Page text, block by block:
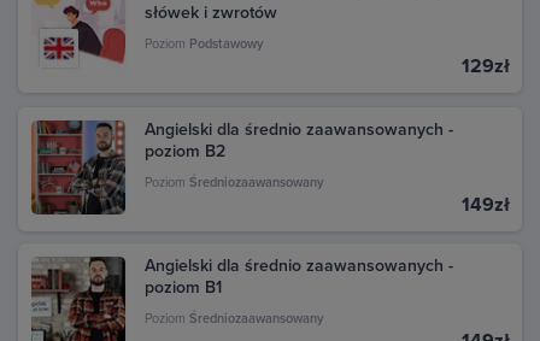
słówek i zwrotów
Poziom Podstawowy
129zł
Angielski dla średnio zaawansowanych -
poziom B2
Poziom Średniozaawansowany
149zł
Angielski dla średnio zaawansowanych -
poziom B1
Poziom Średniozaawansowany